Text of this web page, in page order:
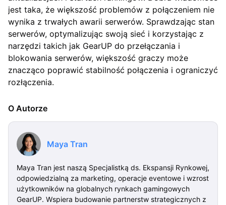
jest taka, że większość problemów z połączeniem nie
wynika z trwałych awarii serwerów. Sprawdzając stan
serwerów, optymalizując swoją sieć i korzystając z
narzędzi takich jak GearUP do przełączania i
blokowania serwerów, większość graczy może
znacząco poprawić stabilność połączenia i ograniczyć
rozłączenia.
O Autorze
Maya Tran
Maya Tran jest naszą Specjalistką ds. Ekspansji Rynkowej,
odpowiedzialną za marketing, operacje eventowe i wzrost
użytkowników na globalnych rynkach gamingowych
GearUP. Wspiera budowanie partnerstw strategicznych z